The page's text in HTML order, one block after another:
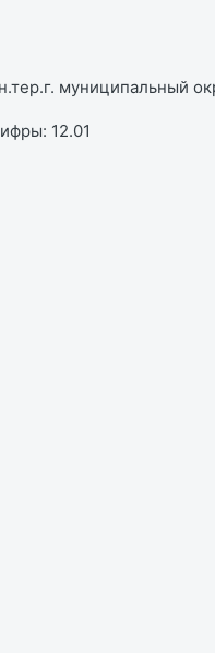
муниципальный
12.01